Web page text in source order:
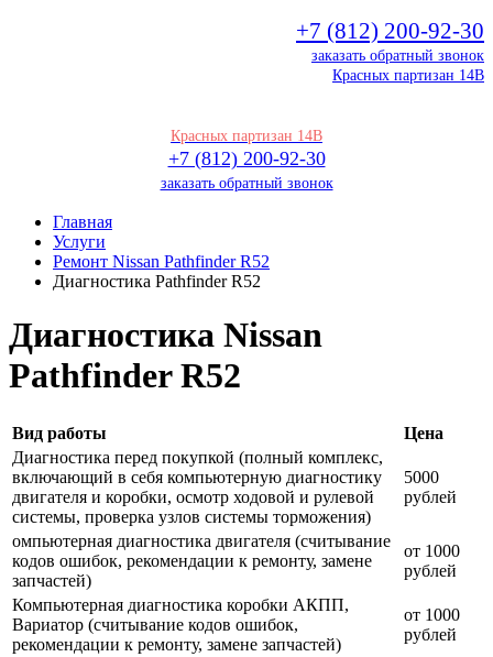
+7 (812) 200-92-30
заказать обратный звонок
Красных партизан 14В
Красных партизан 14В
+7 (812) 200-92-30
заказать обратный звонок
Главная
Услуги
Ремонт Nissan Pathfinder R52
Диагностика Pathfinder R52
Диагностика Nissan
Pathfinder R52
Вид работы
Цена
Диагностика перед покупкой (полный комплекс,
включающий в себя компьютерную диагностику
двигателя и коробки, осмотр ходовой и рулевой
системы, проверка узлов системы торможения)
5000
рублей
омпьютерная диагностика двигателя (считывание
кодов ошибок, рекомендации к ремонту, замене
запчастей)
от 1000
рублей
Компьютерная диагностика коробки АКПП,
Вариатор (считывание кодов ошибок,
рекомендации к ремонту, замене запчастей)
от 1000
рублей